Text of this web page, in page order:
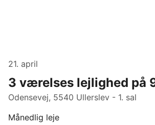
21. april
3 værelses lejlighed på
Odensevej, 5540 Ullerslev - 1. sal
Månedlig leje